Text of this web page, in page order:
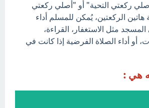
ركعتي التحية" أو "أُصلي ركعتي
هاتين الركعتين، يُمكن للمسلم أداء
مثل الاستغفار، القراءة،
أو أداء الصلاة الفرضية إذا كانت في
هي :